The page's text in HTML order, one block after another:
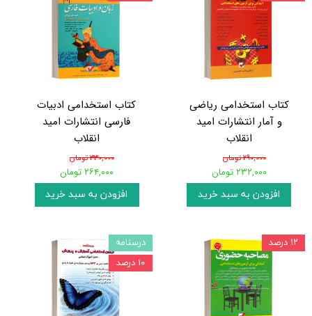
کتاب استخدامی ریاضی
و آمار انتشارات امید
انقلاب
۲۹۰,۰۰۰ تومان
۲۳۲,۰۰۰ تومان
افزودن به سبد خرید
کتاب استخدامی ادبیات
فارسی انتشارات امید
انقلاب
۳۳۰,۰۰۰ تومان
۲۶۴,۰۰۰ تومان
افزودن به سبد خرید
۱۲ درصد
درسنامه
۱۰ درصد